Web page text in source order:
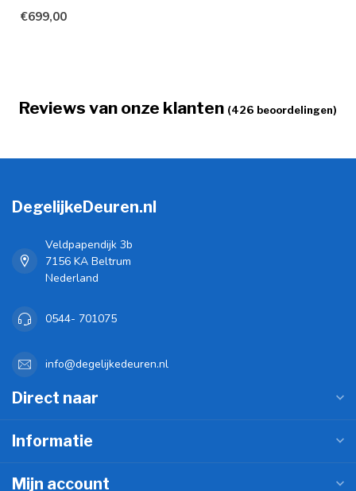
past...
€699,00
Reviews van onze klanten (426 beoordelingen)
DegelijkeDeuren.nl
Veldpapendijk 3b
7156 KA Beltrum
Nederland
0544- 701075
info@degelijkedeuren.nl
Direct naar
Informatie
Mijn account